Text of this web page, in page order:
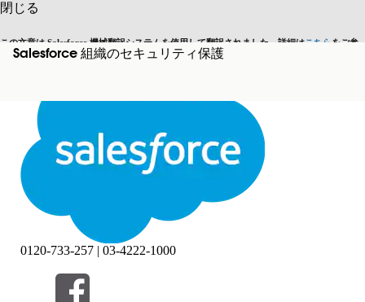
閉じる
この文章は Salesforce 機械翻訳システムを使用して翻訳されました。詳細はこちら をご参
照ください。
英語に切り替える 今はしません
閉じる 閉じる
Salesforce 組織のセキュリティ保護
絞り込み条件 (0)
0120-733-257 | 03-4222-1000